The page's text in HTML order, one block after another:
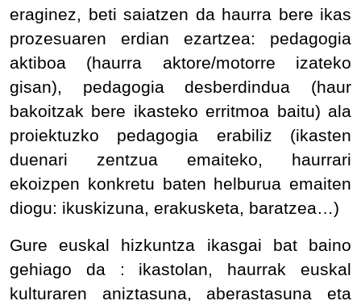
eraginez, beti saiatzen da haurra bere ikas
prozesuaren erdian ezartzea: pedagogia
aktiboa (haurra aktore/motorre izateko
gisan), pedagogia desberdindua (haur
bakoitzak bere ikasteko erritmoa baitu) ala
proiektuzko pedagogia erabiliz (ikasten
duenari zentzua emaiteko, haurrari
ekoizpen konkretu baten helburua emaiten
diogu: ikuskizuna, erakusketa, baratzea…)
Gure euskal hizkuntza ikasgai bat baino
gehiago da : ikastolan, haurrak euskal
kulturaren aniztasuna, aberastasuna eta